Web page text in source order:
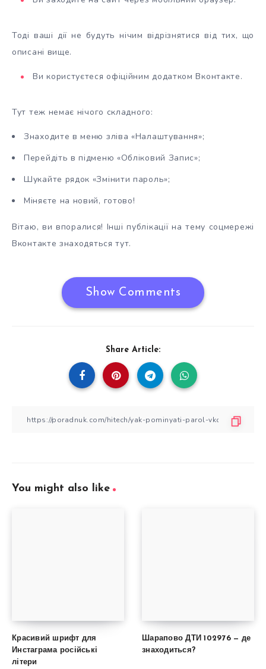
Тоді ваші дії не будуть нічим відрізнятися від тих, що
описані вище.
Ви користуєтеся офіційним додатком Вконтакте.
Тут теж немає нічого складного:
Знаходите в меню зліва «Налаштування»;
Перейдіть в підменю «Обліковий Запис»;
Шукайте рядок «Змінити пароль»;
Міняєте на новий, готово!
Вітаю, ви впоралися! Інші публікації на тему соцмережі
Вконтакте знаходяться тут.
Show Comments
Share Article:
You might also like
Красивий шрифт для
Инстаграма російські
літери
Шарапово ДТИ 102976 — де
знаходиться?